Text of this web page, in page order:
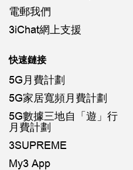
電郵我們
3iChat網上支援
快速鏈接
5G月費計劃
5G家居寬頻月費計劃
5G數據三地自「遊」行
月費計劃
3SUPREME
My3 App